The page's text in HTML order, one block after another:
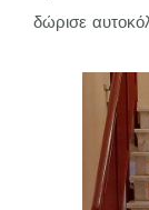
δώρισε